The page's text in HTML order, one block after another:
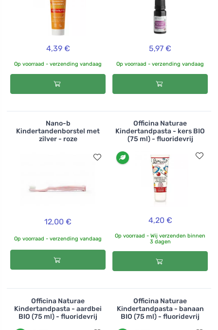
4,39 €
Op voorraad - verzending vandaag
5,97 €
Op voorraad - verzending vandaag
Nano-b
Kindertandenborstel met
zilver - roze
12,00 €
Op voorraad - verzending vandaag
Officina Naturae
Kindertandpasta - kers BIO
(75 ml) - fluoridevrij
4,20 €
Op voorraad - Wij verzenden binnen
3 dagen
Officina Naturae
Kindertandpasta - aardbei
BIO (75 ml) - fluoridevrij
Officina Naturae
Kindertandpasta - banaan
BIO (75 ml) - fluoridevrij